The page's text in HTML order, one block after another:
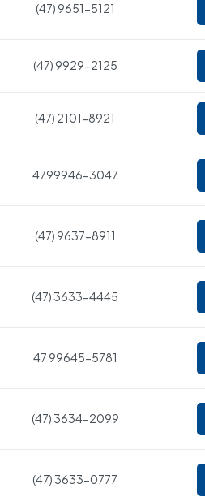
(47) 9651-5121
(47) 9929-2125
(47) 2101-8921
4799946-3047
(47) 9637-8911
(47) 3633-4445
47 99645-5781
(47) 3634-2099
(47) 3633-0777